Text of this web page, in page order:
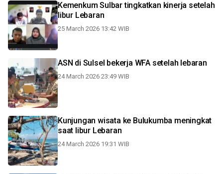
Kemenkum Sulbar tingkatkan kinerja setelah
libur Lebaran
25 March 2026 13:42 WIB
ASN di Sulsel bekerja WFA setelah lebaran
24 March 2026 23:49 WIB
Kunjungan wisata ke Bulukumba meningkat
saat libur Lebaran
24 March 2026 19:31 WIB